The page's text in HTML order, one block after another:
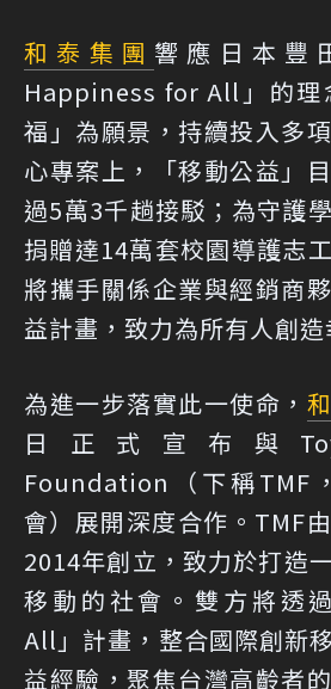
和泰集團 響應日本豐
Happiness for All」的理
福」為願景，持續投入多
心專案上，「移動公益」
過5萬3千趟接駁；為守護
捐贈達14萬套校園導護志
將攜手關係企業與經銷商
益計畫，致力為所有人創造
為進一步落實此一使命，
日正式宣布與
Foundation（下稱TMF
會）展開深度合作。TMF由
2014年創立，致力於打造
移動的社會。雙方將透
All」計畫，整合國際創新
益經驗，聚焦台灣高齡者